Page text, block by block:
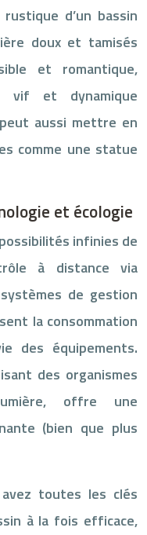
d’un bassin
doux et tamisés
et romantique,
vif et dynamique
peut aussi mettre en
comme une statue
et écologie
infinies de
à distance via
de gestion
la consommation
des équipements.
des organismes
offre une
(bien que plus
toutes les clés
à la fois efficace,